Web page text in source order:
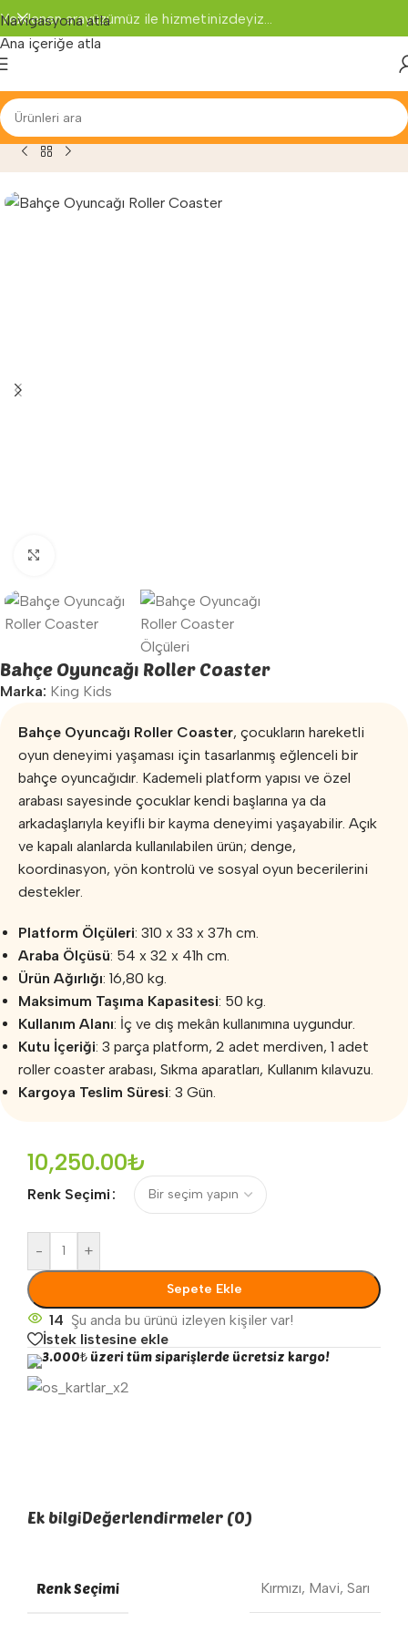
Navigasyona atla
Ana içeriğe atla
Yenilenen arayüzümüz ile hizmetinizdeyiz...
»Mağaza»
Bahçe Oyuncağı Roller Coaster
Marka: King Kids
Bahçe Oyuncağı Roller Coaster, çocukların hareketli
oyun deneyimi yaşaması için tasarlanmış eğlenceli bir
bahçe oyuncağıdır. Kademeli platform yapısı ve özel
arabası sayesinde çocuklar kendi başlarına ya da
arkadaşlarıyla keyifli bir kayma deneyimi yaşayabilir. Açık
ve kapalı alanlarda kullanılabilen ürün; denge,
koordinasyon, yön kontrolü ve sosyal oyun becerilerini
destekler.
Platform Ölçüleri: 310 x 33 x 37h cm.
Araba Ölçüsü: 54 x 32 x 41h cm.
Ürün Ağırlığı: 16,80 kg.
Maksimum Taşıma Kapasitesi: 50 kg.
Kullanım Alanı: İç ve dış mekân kullanımına uygundur.
Kutu İçeriği: 3 parça platform, 2 adet merdiven, 1 adet
roller coaster arabası, Sıkma aparatları, Kullanım kılavuzu.
Kargoya Teslim Süresi: 3 Gün.
10,250.00₺
Renk Seçimi
- +
Sepete Ekle
14 Şu anda bu ürünü izleyen kişiler var!
İstek listesine ekle
3.000₺ üzeri tüm siparişlerde ücretsiz kargo!
Ek bilgiDeğerlendirmeler (0)
Renk Seçimi Kırmızı, Mavi, Sarı